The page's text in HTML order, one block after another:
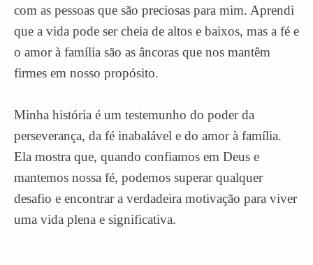
com as pessoas que são preciosas para mim. Aprendi
que a vida pode ser cheia de altos e baixos, mas a fé e
o amor à família são as âncoras que nos mantêm
firmes em nosso propósito.
Minha história é um testemunho do poder da
perseverança, da fé inabalável e do amor à família.
Ela mostra que, quando confiamos em Deus e
mantemos nossa fé, podemos superar qualquer
desafio e encontrar a verdadeira motivação para viver
uma vida plena e significativa.